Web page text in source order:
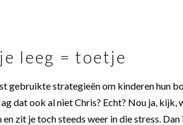
leeg = toetje
gebruikte strategieën om kinderen hun
dat ook al niet Chris? Echt? Nou ja,
zit je toch steeds weer in die stress.